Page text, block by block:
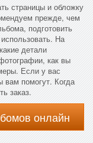
страницы и обложку
прежде, чем
подготовить
На
детали
как вы
Если у вас
вам помогут. Когда
заказ.
онлайн